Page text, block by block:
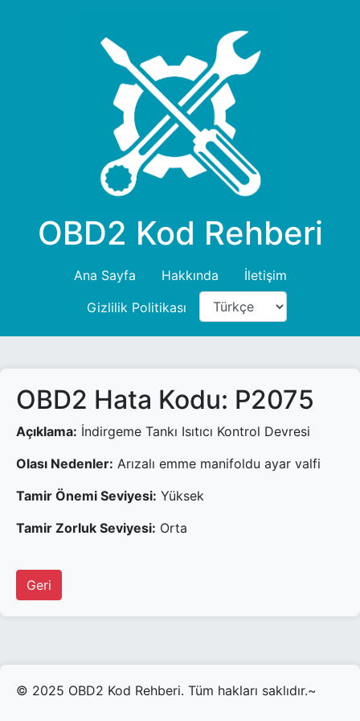
OBD2 Kod Rehberi
Ana Sayfa Hakkında
İletişim
Gizlilik Politikası
OBD2 Hata Kodu: P2075
Açıklama: İndirgeme Tankı Isıtıcı Kontrol Devresi
Olası Nedenler: Arızalı emme manifoldu ayar valfi
Tamir Önemi Seviyesi: Yüksek
Tamir Zorluk Seviyesi: Orta
Geri
© 2025 OBD2 Kod Rehberi. Tüm hakları saklıdır.~